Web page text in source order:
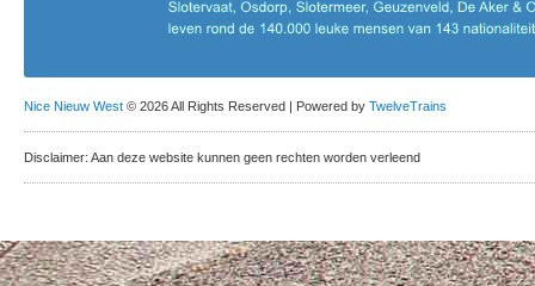
Nice Nieuw West © 2026 All Rights Reserved | Powered by TwelveTrains
Disclaimer: Aan deze website kunnen geen rechten worden verleend